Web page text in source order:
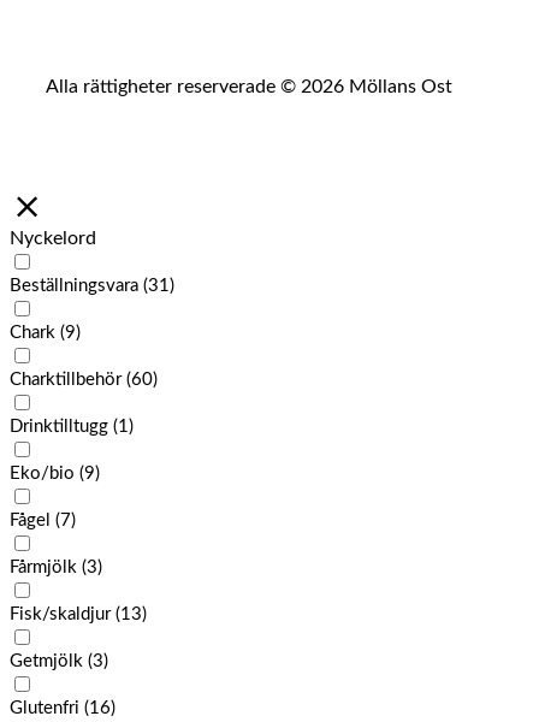
Alla rättigheter reserverade © 2026 Möllans Ost
Nyckelord
Beställningsvara (31)
Chark (9)
Charktillbehör (60)
Drinktilltugg (1)
Eko/bio (9)
Fågel (7)
Fårmjölk (3)
Fisk/skaldjur (13)
Getmjölk (3)
Glutenfri (16)